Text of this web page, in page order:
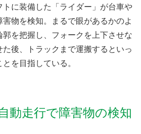
トに装備した「ライダー」が台車や
物を検知。まるで眼があるかのよ
郭を把握し、フォークを上下させな
後、トラックまで運搬するといっ
を目指している。
動走行で障害物の検知